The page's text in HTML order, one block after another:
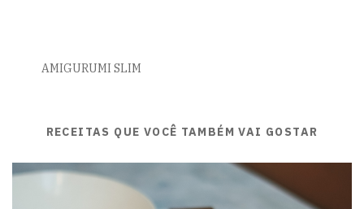
AMIGURUMI SLIM
RECEITAS QUE VOCÊ TAMBÉM VAI GOSTAR